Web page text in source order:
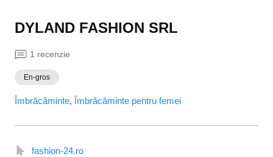
DYLAND FASHION SRL
1 recenzie
En-gros
Îmbrăcăminte Îmbrăcăminte pentru femei
fashion-24.ro